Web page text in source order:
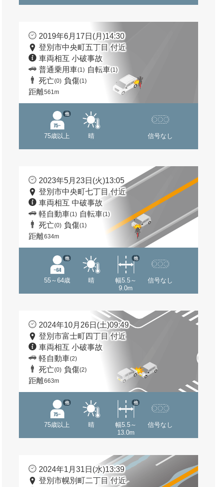
2019年6月17日(月)14:30
登別市中央町五丁目 付近
車両相互 小破事故
普通乗用車(1) 自転車(1)
死亡(0) 負傷(1)
距離561m
75歳以上
他
晴 信号なし
2023年5月23日(火)13:05
登別市中央町七丁目 付近
車両相互 中破事故
軽自動車(1) 自転車(1)
死亡(0) 負傷(1)
距離634m
55～64歳
他
晴
幅5.5～
9.0m
他
信号なし
2024年10月26日(土)09:49
登別市富士町四丁目 付近
車両相互 小破事故
軽自動車(2)
死亡(0) 負傷(2)
距離663m
75歳以上
他
晴
幅5.5～
13.0m
他
信号なし
2024年1月31日(水)13:39
登別市幌別町二丁目 付近